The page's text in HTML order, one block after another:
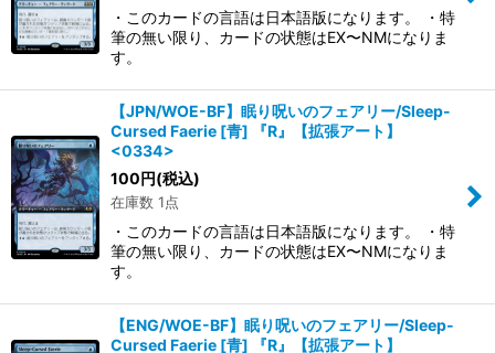
・このカードの言語は日本語版になります。 ・特
筆の無い限り、カードの状態はEX〜NMになりま
す。
【JPN/WOE-BF】眠り呪いのフェアリー/Sleep-
Cursed Faerie [青] 『R』【拡張アート】
<0334>
100円(税込)
在庫数 1点
・このカードの言語は日本語版になります。 ・特
筆の無い限り、カードの状態はEX〜NMになりま
す。
【ENG/WOE-BF】眠り呪いのフェアリー/Sleep-
Cursed Faerie [青] 『R』【拡張アート】